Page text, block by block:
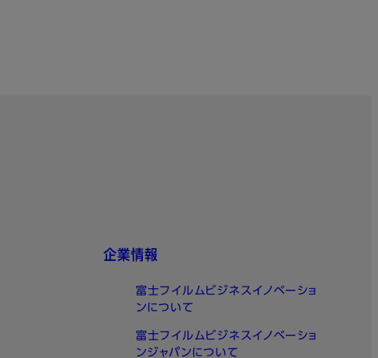
企業情報
富士フイルムビジネスイノベーショ
ンについて
富士フイルムビジネスイノベーショ
ンジャパンについて